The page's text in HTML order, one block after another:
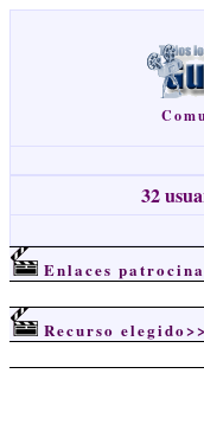
32
Enlaces
Recurso elegido>>